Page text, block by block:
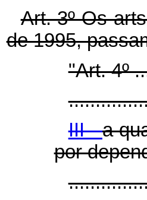
Art. 3º Os
de 1995,
"Art. 4º
III -a
por